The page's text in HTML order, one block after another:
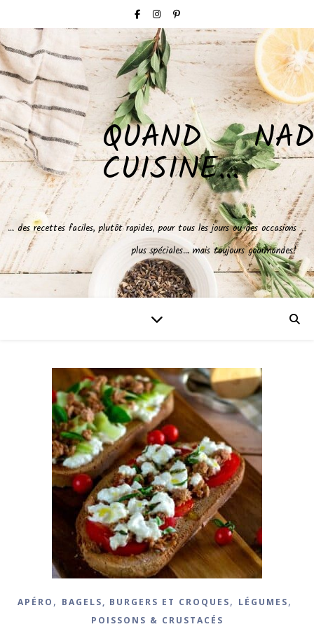
QUAND NAD
CUISINE…
… des recettes faciles, plutôt rapides, pour tous les jours ou des occasions
plus spéciales… mais toujours gourmandes!
APÉRO , BAGELS, BURGERS ET CROQUES, LÉGUMES,
POISSONS & CRUSTACÉS